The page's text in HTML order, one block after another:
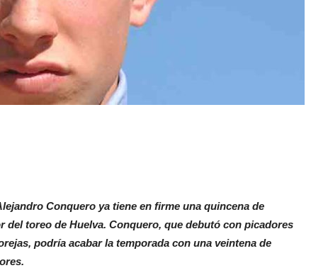
Conquero ya tiene en firme una quincena de
del toreo de Huelva. Conquero, que debutó con picadores
podría acabar la temporada con una veintena de